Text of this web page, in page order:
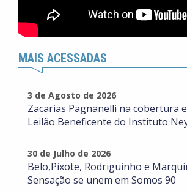
MAIS ACESSADAS
3 de Agosto de 2026
Zacarias Pagnanelli na cobertura
Leilão Beneficente do Instituto
30 de Julho de 2026
Belo,Pixote, Rodriguinho e
Sensação se unem em Somos 90